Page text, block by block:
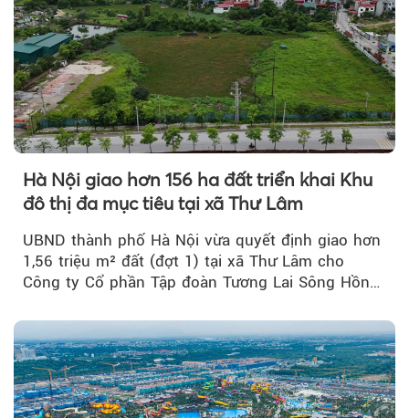
Hà Nội giao hơn 156 ha đất triển khai Khu
đô thị đa mục tiêu tại xã Thư Lâm
UBND thành phố Hà Nội vừa quyết định giao hơn
1,56 triệu m² đất (đợt 1) tại xã Thư Lâm cho
Công ty Cổ phần Tập đoàn Tương Lai Sông Hồng